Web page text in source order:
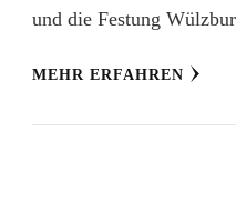
und die Festung
MEHR ERFAHREN